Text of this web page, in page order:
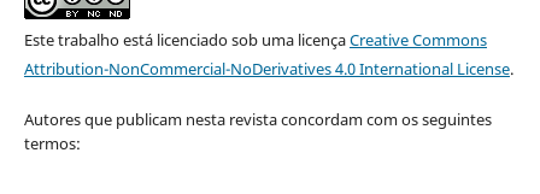
Este trabalho está licenciado sob uma licençaCreative Commons
Attribution-NonCommercial-NoDerivatives 4.0 International License.
Autores que publicam nesta revista concordam com os seguintes
termos: